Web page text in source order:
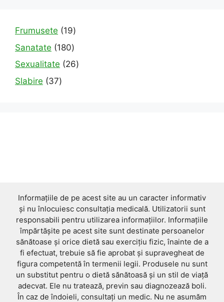
Frumusete 1919
products
Sanatate 180180
products
Sexualitate 2626
Slabire 3737
Informațiile de pe acest site au un caracter informativ
și nu înlocuiesc consultația medicală. Utilizatorii sunt
responsabili pentru utilizarea informațiilor. Informațiile
împărtășite pe acest site sunt destinate persoanelor
sănătoase și orice dietă sau exercițiu fizic, înainte de a
fi efectuat, trebuie să fie aprobat și supravegheat de
figura competentă în termenii legii. Produsele nu sunt
un substitut pentru o dietă sănătoasă și un stil de viață
adecvat. Ele nu tratează, previn sau diagnozează boli.
În caz de îndoieli, consultați un medic. Nu ne asumăm